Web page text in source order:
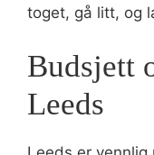
toget, gå litt, og
Budsjett
Leeds